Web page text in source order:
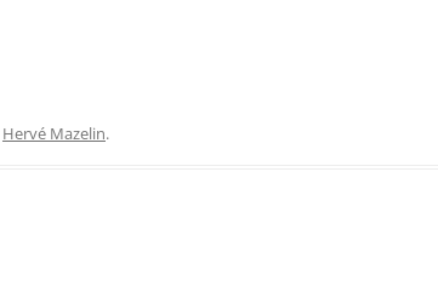
Hervé Mazelin.